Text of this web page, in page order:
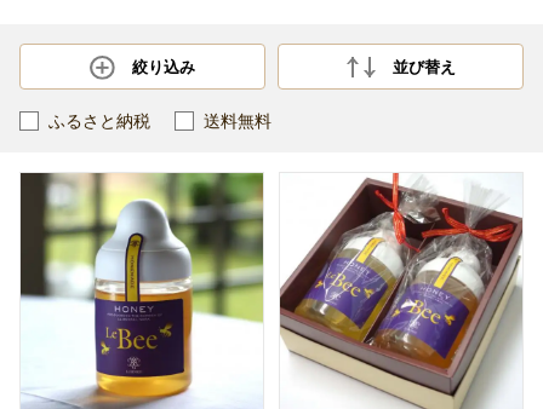
絞り込み 並び替え
ふるさと納税 送料無料